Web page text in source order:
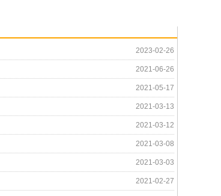
2023-02-26
2021-06-26
2021-05-17
2021-03-13
2021-03-12
2021-03-08
2021-03-03
2021-02-27